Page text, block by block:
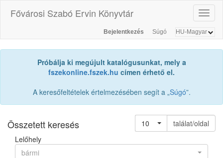
Fővárosi Szabó Ervin Könyvtár
Bejelentkezés Súgó
Próbálja ki megújult katalógusunkat, mely a
fszekonline.fszek.hu címen érhető el.
A keresőfeltételek értelmezésében segít a „Súgó”.
Összetett keresés 10
találat/oldal
Lelőhely
bármi